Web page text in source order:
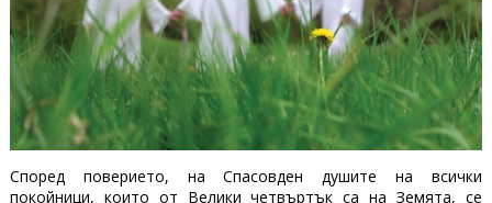
Според поверието, на Спасовден душите на всички
покойници, които от Велики четвъртък са на Земята, се